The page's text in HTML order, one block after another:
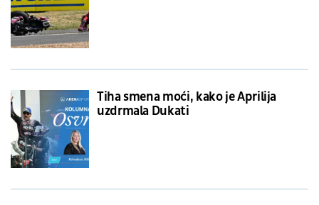
Tiha smena moći, kako je Aprilija
uzdrmala Dukati